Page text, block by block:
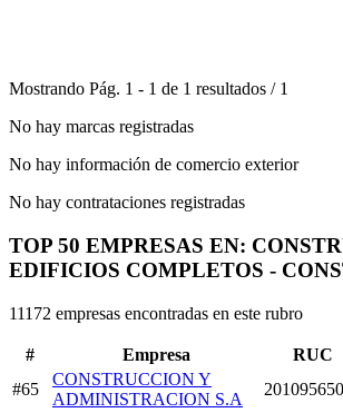
Mostrando Pág. 1 - 1 de 1 resultados / 1
No hay marcas registradas
No hay información de comercio exterior
No hay contrataciones registradas
TOP 50 EMPRESAS EN:
EDIFICIOS COMPLETOS -
11172 empresas encontradas en este rubro
# Empresa RUC
#65
CONSTRUCCION Y
ADMINISTRACION S.A